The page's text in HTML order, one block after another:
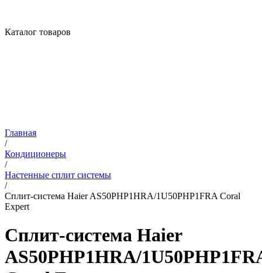
Каталог товаров
Главная
/
Кондиционеры
/
Настенные сплит системы
/
Сплит-система Haier AS50PHP1HRA/1U50PHP1FRA Coral
Expert
Сплит-система Haier
AS50PHP1HRA/